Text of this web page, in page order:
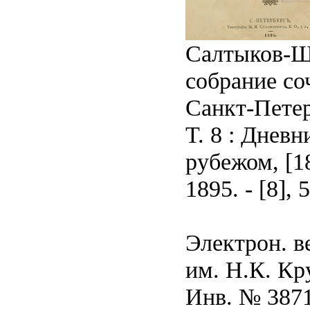
Салтыков-
собрание
Санкт-
Т. 8 :
рубежом,
1895. - [8],
Электрон.
им. Н.К.
Инв. №